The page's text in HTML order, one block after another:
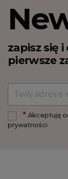
zapisz się
pierwsze
*Akceptuję
prywatności